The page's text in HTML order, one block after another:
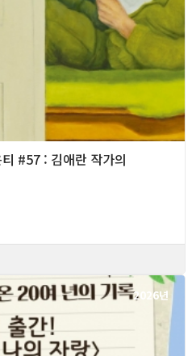
#57 : 김애란 작가의
2026년